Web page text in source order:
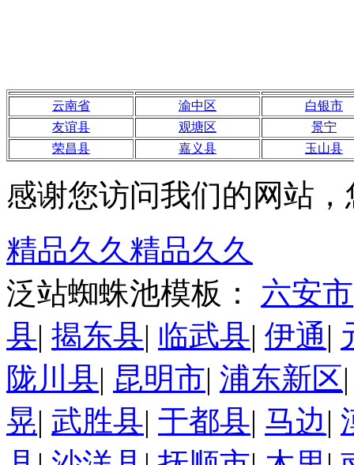
云南省 渝中区
白银市
友谊县
观塘区
景宁
荣昌县
嘉义县 玉山县
感谢您访问我们的网站
精品久久精品久久
泛站蜘蛛池模板： 六安市
县| 揭东县| 临武县| 伊通|
陇川县| 昆明市| 浦东新区
晃| 武胜县| 于都县| 马边 |